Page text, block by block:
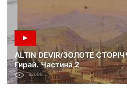
ALTIN DEVIR/ЗОЛОТЕ
Гирай. Частина 2
32099